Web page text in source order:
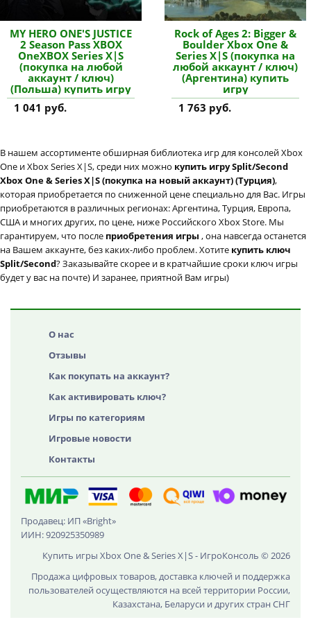
MY HERO ONE'S JUSTICE
2 Season Pass XBOX
OneXBOX Series X|S
(покупка на любой
аккаунт / ключ)
(Польша) купить игру
1 041 руб.
Rock of Ages 2: Bigger &
Boulder Xbox One &
Series X|S (покупка на
любой аккаунт / ключ)
(Аргентина) купить
игру
1 763 руб.
В нашем ассортименте обширная библиотека игр для консолей Xbox
One и Xbox Series X|S, среди них можно купить игру Split/Second
Xbox One & Series X|S (покупка на новый аккаунт) (Турция),
которая приобретается по сниженной цене специально для Вас. Игры
приобретаются в различных регионах: Аргентина, Турция, Европа,
США и многих других, по цене, ниже Российского Xbox Store. Мы
гарантируем, что после приобретения игры , она навсегда останется
на Вашем аккаунте, без каких-либо проблем. Хотите купить ключ
Split/Second? Заказывайте скорее и в кратчайшие сроки ключ игры
будет у вас на почте) И заранее, приятной Вам игры)
О нас
Отзывы
Как покупать на аккаунт?
Как активировать ключ?
Игры по категориям
Игровые новости
Контакты
Продавец: ИП «Bright»
ИИН: 920925350989
Купить игры Xbox One & Series X|S - ИгроКонсоль © 2026
Продажа цифровых товаров, доставка ключей и поддержка
пользователей осуществляются на всей территории России,
Казахстана, Беларуси и других стран СНГ